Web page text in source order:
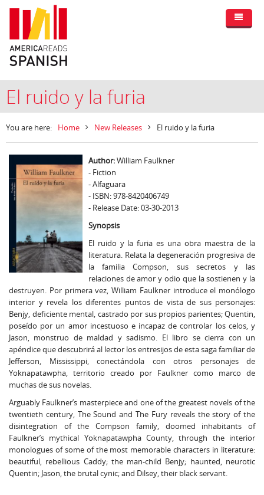
El ruido y la furia
You are here: Home New Releases El ruido y la furia
Author:William Faulkner
- Fiction
- Alfaguara
- ISBN: 978-8420406749
- Release Date: 03-30-2013
Synopsis
El ruido y la furia es una obra maestra de la
literatura. Relata la degeneración progresiva de
la familia Compson, sus secretos y las
relaciones de amor y odio que la sostienen y la
destruyen. Por primera vez, William Faulkner introduce el monólogo
interior y revela los diferentes puntos de vista de sus personajes:
Benjy, deficiente mental, castrado por sus propios parientes; Quentin,
poseído por un amor incestuoso e incapaz de controlar los celos, y
Jason, monstruo de maldad y sadismo. El libro se cierra con un
apéndice que descubrirá al lector los entresijos de esta saga familiar de
Jefferson, Mississippi, conectándola con otros personajes de
Yoknapatawpha, territorio creado por Faulkner como marco de
muchas de sus novelas.
Arguably Faulkner’s masterpiece and one of the greatest novels of the
twentieth century, The Sound and The Fury reveals the story of the
disintegration of the Compson family, doomed inhabitants of
Faulkner’s mythical Yoknapatawpha County, through the interior
monologues of some of the most memorable characters in literature:
beautiful, rebellious Caddy; the man-child Benjy; haunted, neurotic
Quentin; Jason, the brutal cynic; and Dilsey, their black servant.